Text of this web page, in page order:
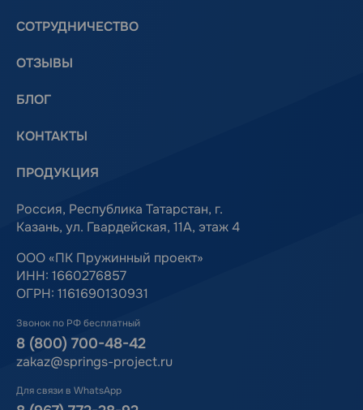
СОТРУДНИЧЕСТВО
ОТЗЫВЫ
БЛОГ
КОНТАКТЫ
ПРОДУКЦИЯ
Россия, Республика Татарстан, г.
Казань, ул. Гвардейская, 11А, этаж 4
ООО «ПК Пружинный проект»
ИНН: 1660276857
ОГРН: 1161690130931
Звонок по РФ бесплатный
8 (800) 700-48-42
zakaz@springs-project.ru
Для связи в WhatsApp